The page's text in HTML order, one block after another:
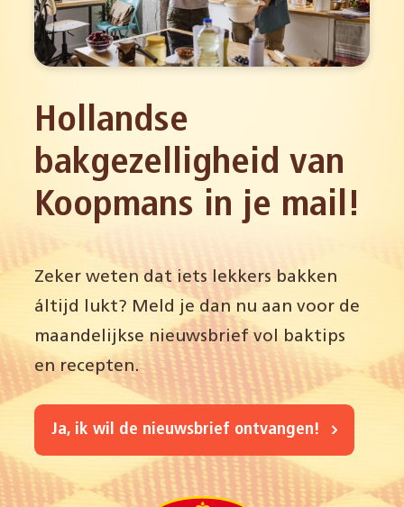
Hollandse
bakgezelligheid van
Koopmans in je mail!
Zeker weten dat iets lekkers bakken
áltijd lukt? Meld je dan nu aan voor de
maandelijkse nieuwsbrief vol baktips
en recepten.
Ja, ik wil de nieuwsbrief ontvangen!